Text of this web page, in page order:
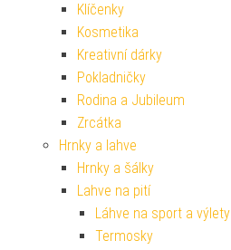
Klíčenky
Kosmetika
Kreativní dárky
Pokladničky
Rodina a Jubileum
Zrcátka
Hrnky a lahve
Hrnky a šálky
Lahve na pití
Láhve na sport a výlety
Termosky